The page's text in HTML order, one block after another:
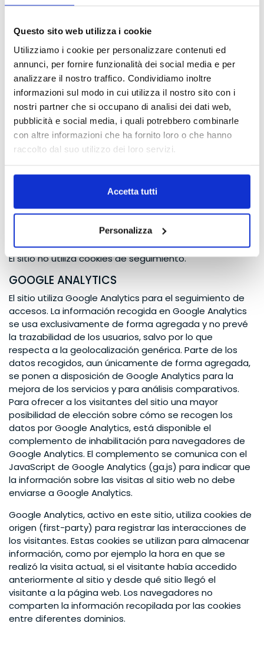
Questo sito web utilizza i cookie
Utilizziamo i cookie per personalizzare contenuti ed
annunci, per fornire funzionalità dei social media e per
analizzare il nostro traffico. Condividiamo inoltre
informazioni sul modo in cui utilizza il nostro sito con i
nostri partner che si occupano di analisi dei dati web,
pubblicità e social media, i quali potrebbero combinarle
con altre informazioni che ha fornito loro o che hanno
raccolto dal suo utilizzo dei loro servizi.
Accetta tutti
Personalizza
imposible o suponga un empleo de medios
manifiestamente desproporcionado respecto del
derecho protegido (art. 7, apartado 3, letra c);
derecho a oponerse, total o parcialmente, al
tratamiento de los datos por motivos legítimos y
a efectos de envío de material publicitario o de
venta directa, estudios de mercado o
comunicaciones comerciales (art. 7, apartado 4,
letras a) y b);
derecho a la indemnización de los daños
derecho a recurrir a la autoridad judicial o al
Garante para hacer valer los derechos antes
mencionados (arts. 141 y 145).
El sitio no utiliza cookies de seguimiento.
GOOGLE ANALYTICS
El sitio utiliza Google Analytics para el seguimiento de
accesos. La información recogida en Google Analytics
se usa exclusivamente de forma agregada y no prevé
la trazabilidad de los usuarios, salvo por lo que
respecta a la geolocalización genérica. Parte de los
datos recogidos, aun únicamente de forma agregada,
se ponen a disposición de Google Analytics para la
mejora de los servicios y para análisis comparativos.
Para ofrecer a los visitantes del sitio una mayor
posibilidad de elección sobre cómo se recogen los
datos por Google Analytics, está disponible el
complemento de inhabilitación para navegadores de
Google Analytics. El complemento se comunica con el
JavaScript de Google Analytics (ga.js) para indicar que
la información sobre las visitas al sitio web no debe
enviarse a Google Analytics.
Google Analytics, activo en este sitio, utiliza cookies de
origen (first-party) para registrar las interacciones de
los visitantes. Estas cookies se utilizan para almacenar
información, como por ejemplo la hora en que se
realizó la visita actual, si el visitante había accedido
anteriormente al sitio y desde qué sitio llegó el
visitante a la página web. Los navegadores no
comparten la información recopilada por las cookies
entre diferentes dominios.